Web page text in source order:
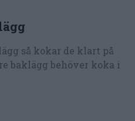
så kokar de klart på
baklägg behöver koka i